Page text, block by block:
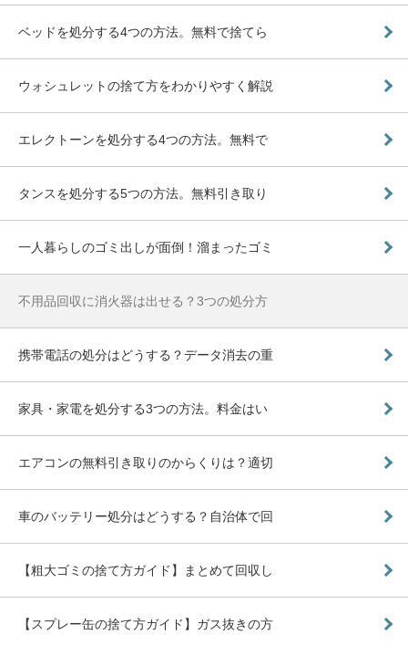
ベッドを処分する4つの方法。無料で捨てら
ウォシュレットの捨て方をわかりやすく解説
エレクトーンを処分する4つの方法。無料で
タンスを処分する5つの方法。無料引き取り
一人暮らしのゴミ出しが面倒！溜まったゴミ
不用品回収に消火器は出せる？3つの処分方
携帯電話の処分はどうする？データ消去の重
家具・家電を処分する3つの方法。料金はい
エアコンの無料引き取りのからくりは？適切
車のバッテリー処分はどうする？自治体で回
【粗大ゴミの捨て方ガイド】まとめて回収し
【スプレー缶の捨て方ガイド】ガス抜きの方